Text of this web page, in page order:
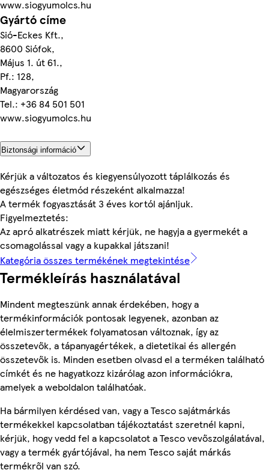
www.siogyumolcs.hu
Gyártó címe
Sió-Eckes Kft.,
8600 Siófok,
Május 1. út 61.,
Pf.: 128,
Magyarország
Tel.: +36 84 501 501
www.siogyumolcs.hu
Biztonsági információ
Kérjük a változatos és kiegyensúlyozott táplálkozás és
egészséges életmód részeként alkalmazza!
A termék fogyasztását 3 éves kortól ajánljuk.
Figyelmeztetés:
Az apró alkatrészek miatt kérjük, ne hagyja a gyermekét a
csomagolással vagy a kupakkal játszani!
Kategória összes termékének megtekintése
Termékleírás használatával
Mindent megteszünk annak érdekében, hogy a
termékinformációk pontosak legyenek, azonban az
élelmiszertermékek folyamatosan változnak, így az
összetevők, a tápanyagértékek, a dietetikai és allergén
összetevők is. Minden esetben olvasd el a terméken található
címkét és ne hagyatkozz kizárólag azon információkra,
amelyek a weboldalon találhatóak.
Ha bármilyen kérdésed van, vagy a Tesco sajátmárkás
termékekkel kapcsolatban tájékoztatást szeretnél kapni,
kérjük, hogy vedd fel a kapcsolatot a Tesco vevőszolgálatával,
vagy a termék gyártójával, ha nem Tesco saját márkás
termékről van szó.